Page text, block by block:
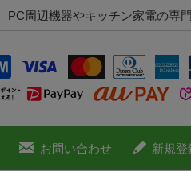
PC周辺機器やキッチン家電の専
お問い合わせ 新規登